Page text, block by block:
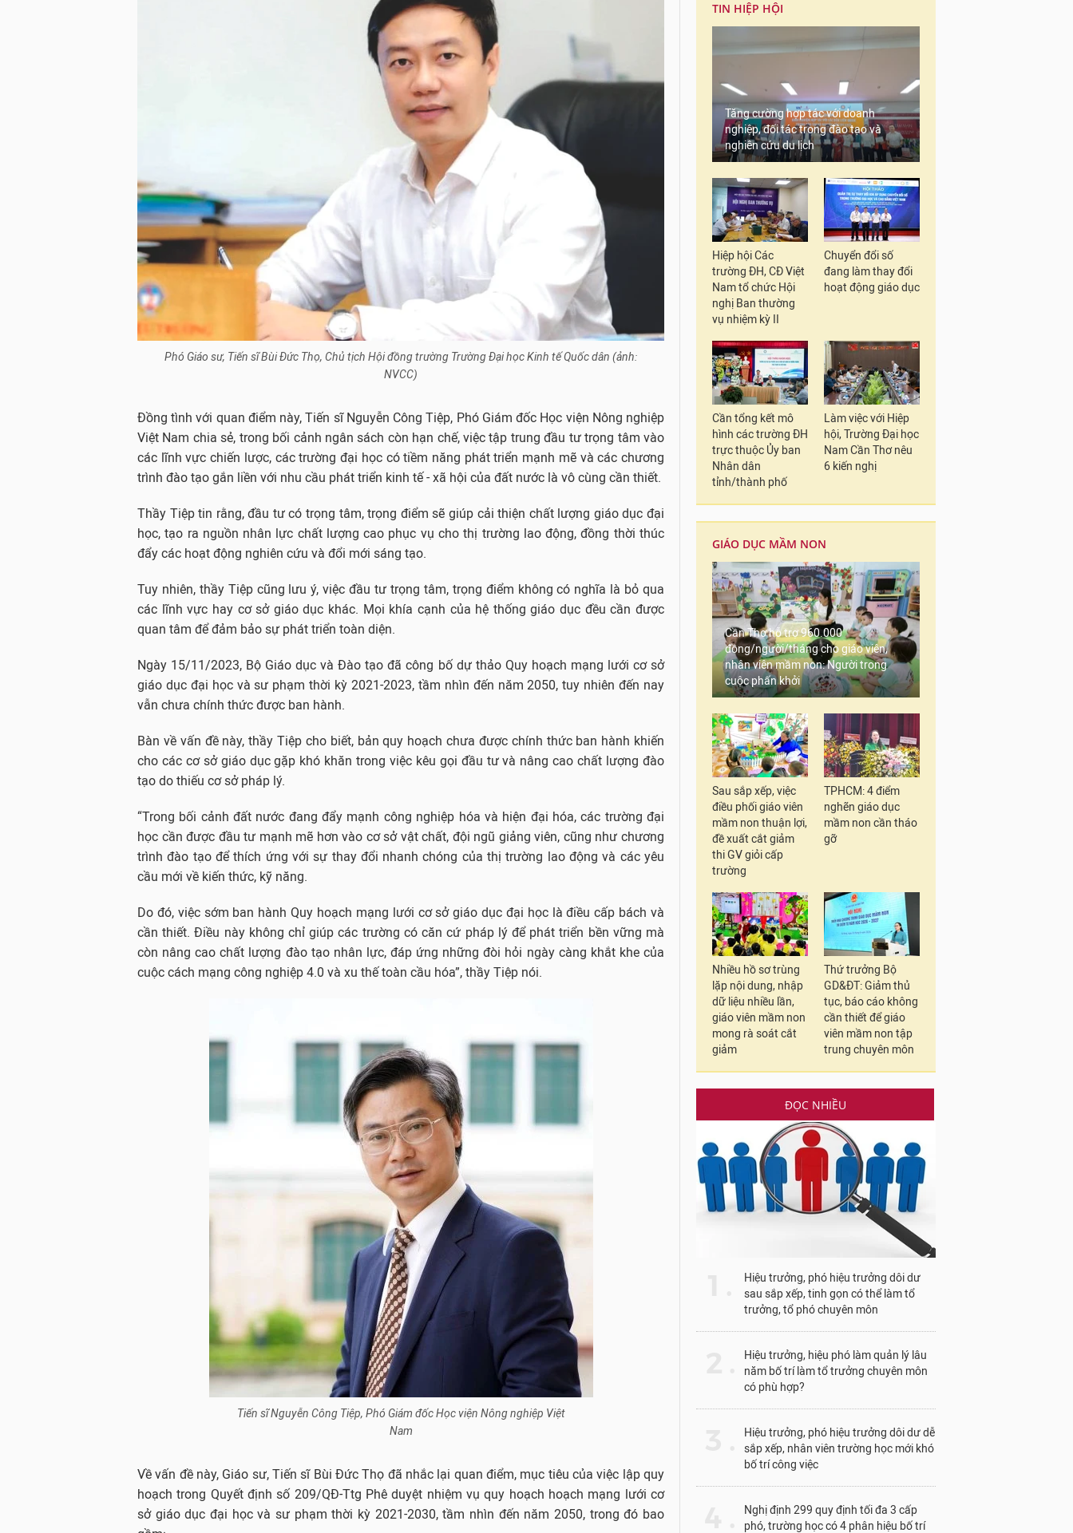
Phó Giáo sư, Tiến sĩ Bùi Đức Thọ, Chủ tịch Hội đồng trường Trường Đại học Kinh tế Quốc dân (ảnh:
NVCC)
Đồng tình với quan điểm này, Tiến sĩ Nguyễn Công Tiệp, Phó Giám đốc Học viện Nông nghiệp
Việt Nam chia sẻ, trong bối cảnh ngân sách còn hạn chế, việc tập trung đầu tư trọng tâm vào
các lĩnh vực chiến lược, các trường đại học có tiềm năng phát triển mạnh mẽ và các chương
trình đào tạo gắn liền với nhu cầu phát triển kinh tế - xã hội của đất nước là vô cùng cần thiết.
Thầy Tiệp tin rằng, đầu tư có trọng tâm, trọng điểm sẽ giúp cải thiện chất lượng giáo dục đại
học, tạo ra nguồn nhân lực chất lượng cao phục vụ cho thị trường lao động, đồng thời thúc
đẩy các hoạt động nghiên cứu và đổi mới sáng tạo.
Tuy nhiên, thầy Tiệp cũng lưu ý, việc đầu tư trọng tâm, trọng điểm không có nghĩa là bỏ qua
các lĩnh vực hay cơ sở giáo dục khác. Mọi khía cạnh của hệ thống giáo dục đều cần được
quan tâm để đảm bảo sự phát triển toàn diện.
Ngày 15/11/2023, Bộ Giáo dục và Đào tạo đã công bố dự thảo Quy hoạch mạng lưới cơ sở
giáo dục đại học và sư phạm thời kỳ 2021-2023, tầm nhìn đến năm 2050, tuy nhiên đến nay
vẫn chưa chính thức được ban hành.
Bàn về vấn đề này, thầy Tiệp cho biết, bản quy hoạch chưa được chính thức ban hành khiến
cho các cơ sở giáo dục gặp khó khăn trong việc kêu gọi đầu tư và nâng cao chất lượng đào
tạo do thiếu cơ sở pháp lý.
“Trong bối cảnh đất nước đang đẩy mạnh công nghiệp hóa và hiện đại hóa, các trường đại
học cần được đầu tư mạnh mẽ hơn vào cơ sở vật chất, đội ngũ giảng viên, cũng như chương
trình đào tạo để thích ứng với sự thay đổi nhanh chóng của thị trường lao động và các yêu
cầu mới về kiến thức, kỹ năng.
Do đó, việc sớm ban hành Quy hoạch mạng lưới cơ sở giáo dục đại học là điều cấp bách và
cần thiết. Điều này không chỉ giúp các trường có căn cứ pháp lý để phát triển bền vững mà
còn nâng cao chất lượng đào tạo nhân lực, đáp ứng những đòi hỏi ngày càng khắt khe của
cuộc cách mạng công nghiệp 4.0 và xu thế toàn cầu hóa”, thầy Tiệp nói.
Tiến sĩ Nguyễn Công Tiệp, Phó Giám đốc Học viện Nông nghiệp Việt
Nam
Về vấn đề này, Giáo sư, Tiến sĩ Bùi Đức Thọ đã nhắc lại quan điểm, mục tiêu của việc lập quy
hoạch trong Quyết định số 209/QĐ-Ttg Phê duyệt nhiệm vụ quy hoạch hoạch mạng lưới cơ
sở giáo dục đại học và sư phạm thời kỳ 2021-2030, tầm nhìn đến năm 2050, trong đó bao
TIN HIỆP HỘI
Tăng cường hợp tác với doanh
nghiệp, đối tác trong đào tạo và
nghiên cứu du lịch
Hiệp hội Các
trường ĐH, CĐ Việt
Nam tổ chức Hội
nghị Ban thường
vụ nhiệm kỳ II
Chuyển đổi số
đang làm thay đổi
hoạt động giáo dục
Cần tổng kết mô
hình các trường ĐH
trực thuộc Ủy ban
Nhân dân
tỉnh/thành phố
Làm việc với Hiệp
hội, Trường Đại học
Nam Cần Thơ nêu
6 kiến nghị
GIÁO DỤC MẦM NON
Cần Thơ hỗ trợ 960.000
đồng/người/tháng cho giáo viên,
nhân viên mầm non: Người trong
cuộc phấn khởi
Sau sắp xếp, việc
điều phối giáo viên
mầm non thuận lợi,
đề xuất cắt giảm
thi GV giỏi cấp
trường
TPHCM: 4 điểm
nghẽn giáo dục
mầm non cần tháo
gỡ
Nhiều hồ sơ trùng
lặp nội dung, nhập
dữ liệu nhiều lần,
giáo viên mầm non
mong rà soát cắt
giảm
Thứ trưởng Bộ
GD&ĐT: Giảm thủ
tục, báo cáo không
cần thiết để giáo
viên mầm non tập
trung chuyên môn
ĐỌC NHIỀU
Hiệu trưởng, phó hiệu trưởng dôi dư
sau sắp xếp, tinh gọn có thể làm tổ
trưởng, tổ phó chuyên môn
Hiệu trưởng, hiệu phó làm quản lý lâu
năm bố trí làm tổ trưởng chuyên môn
có phù hợp?
Hiệu trưởng, phó hiệu trưởng dôi dư dễ
sắp xếp, nhân viên trường học mới khó
bố trí công việc
Nghị định 299 quy định tối đa 3 cấp
phó, trường học có 4 phân hiệu bố trí